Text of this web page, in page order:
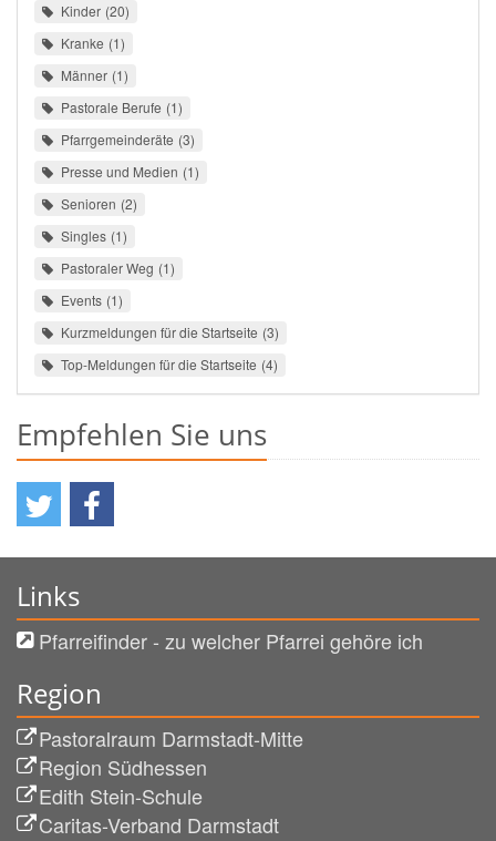
Kinder 20
Kranke 1
Männer 1
Pastorale Berufe 1
Pfarrgemeinderäte 3
Presse und Medien 1
Senioren 2
Singles 1
Pastoraler Weg 1
Events 1
Kurzmeldungen für die Startseite 3
Top-Meldungen für die Startseite 4
Empfehlen Sie uns
Links
Pfarreifinder - zu welcher Pfarrei gehöre ich
Region
Pastoralraum Darmstadt-Mitte
Region Südhessen
Edith Stein-Schule
Caritas-Verband Darmstadt